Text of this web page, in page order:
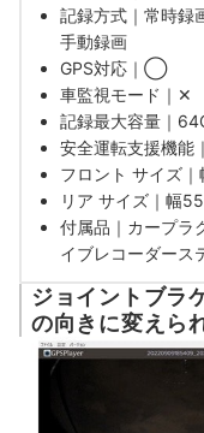
記録方式｜常時録
手動録画
GPS対応｜◯
車監視モード｜✕
記録最大容量｜
安全運転支援機能
フロント サイズ
リア サイズ｜幅
付属品｜カープラ
イブレコーダース
ジョイントブラ
の向きに変えら